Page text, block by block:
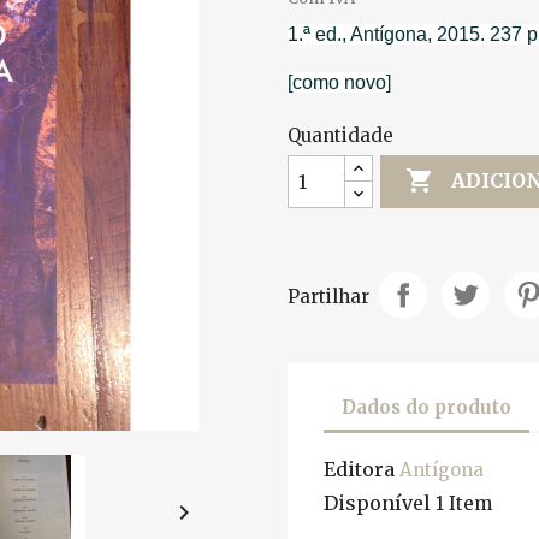

1.ª ed., Antígona, 2015. 237
[como novo]
Quantidade

Partilhar
Dados do produto
Editora Antígona
Disponível 1 Item